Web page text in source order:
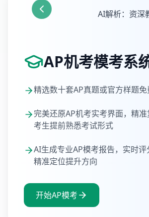
AI解析：资深
AP机考模考系
精选数十套AP真题或官方样题
完美还原AP机考实考界面，精
考生提前熟悉考试形式
AI生成专业AP模考报告，实时
精准定位提升方向
开始AP模考